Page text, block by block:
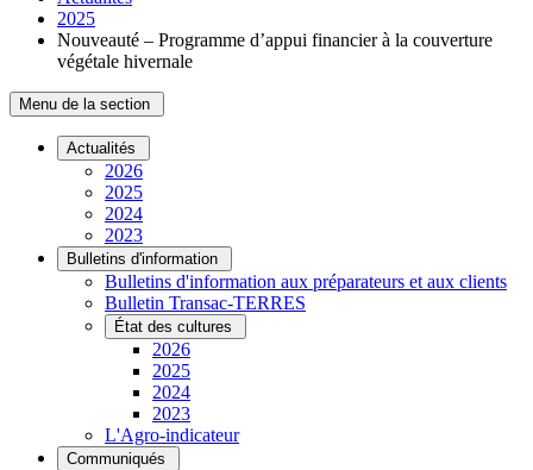
2025
Nouveauté – Programme d’appui financier à la couverture
végétale hivernale
Menu de la section
Actualités
2026
2025
2024
2023
Bulletins d'information
Bulletins d'information aux préparateurs et aux clients
Bulletin Transac-TERRES
État des cultures
2026
2025
2024
2023
L'Agro-indicateur
Communiqués